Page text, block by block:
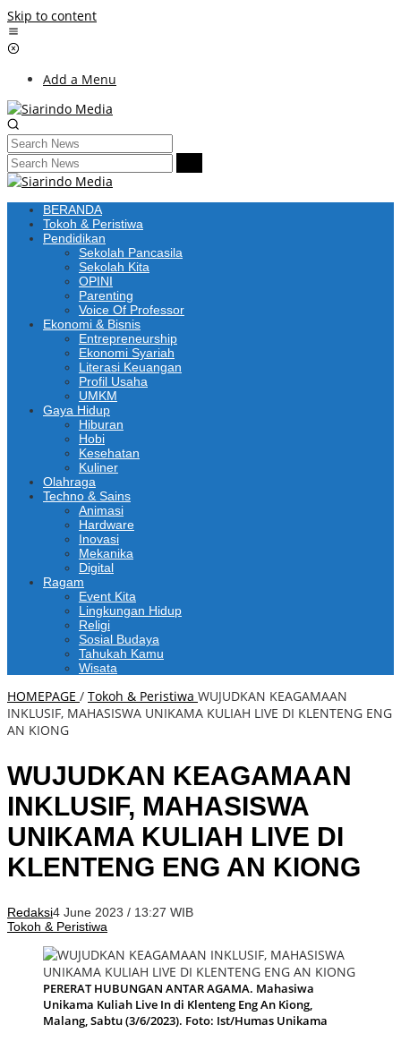
Skip to content
Add a Menu
BERANDA
Tokoh & Peristiwa
Pendidikan
Sekolah Pancasila
Sekolah Kita
OPINI
Parenting
Voice Of Professor
Ekonomi & Bisnis
Entrepreneurship
Ekonomi Syariah
Literasi Keuangan
Profil Usaha
UMKM
Gaya Hidup
Hiburan
Hobi
Kesehatan
Kuliner
Olahraga
Techno & Sains
Animasi
Hardware
Inovasi
Mekanika
Digital
Ragam
Event Kita
Lingkungan Hidup
Religi
Sosial Budaya
Tahukah Kamu
Wisata
HOMEPAGE / Tokoh & Peristiwa WUJUDKAN KEAGAMAAN
INKLUSIF, MAHASISWA UNIKAMA KULIAH LIVE DI KLENTENG ENG
AN KIONG
WUJUDKAN KEAGAMAAN
INKLUSIF, MAHASISWA
UNIKAMA KULIAH LIVE DI
KLENTENG ENG AN KIONG
Redaksi4 June 2023 / 13:27 WIB
Tokoh & Peristiwa
PERERAT HUBUNGAN ANTAR AGAMA. Mahasiwa
Unikama Kuliah Live In di Klenteng Eng An Kiong,
Malang, Sabtu (3/6/2023). Foto: Ist/Humas Unikama